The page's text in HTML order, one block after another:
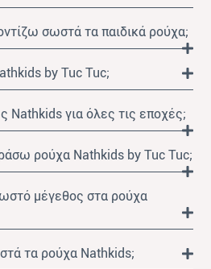
σωστά τα παιδικά ρούχα;
by Tuc Tuc;
Nathkids για όλες τις εποχές;
ρούχα Nathkids by Tuc Tuc;
μέγεθος στα ρούχα
τα ρούχα Nathkids;